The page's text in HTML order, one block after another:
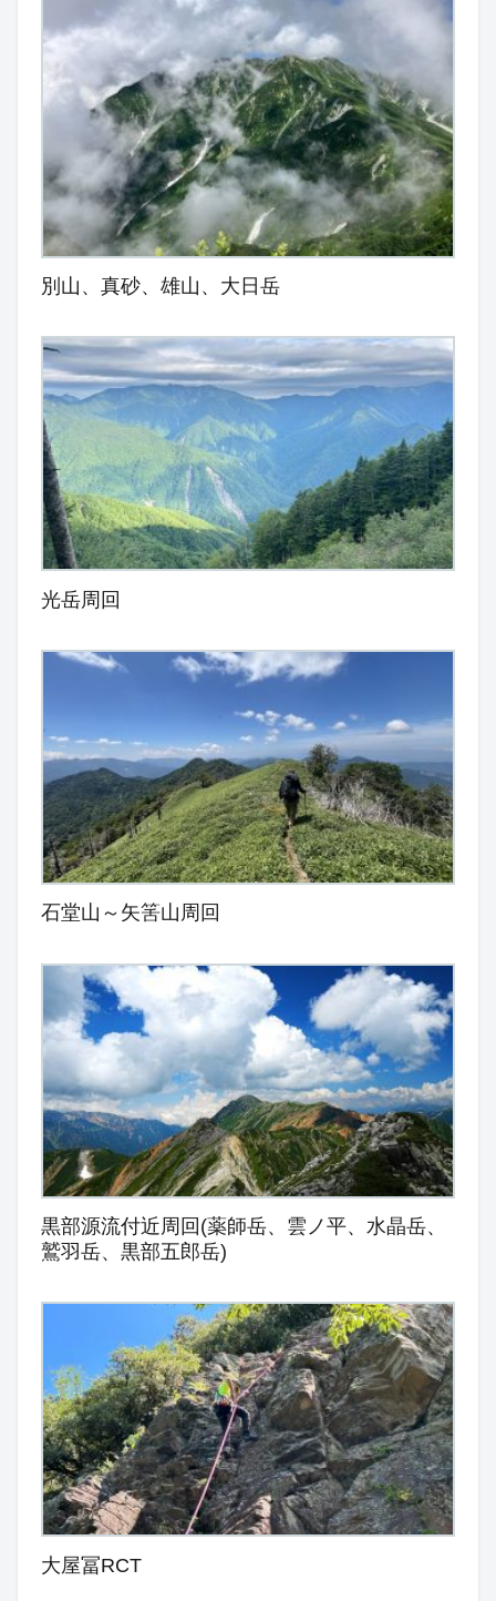
別山、真砂、雄山、大日岳
光岳周回
石堂山～矢筈山周回
黒部源流付近周回(薬師岳、雲ノ平、水晶岳、
鷲羽岳、黒部五郎岳)
大屋冨RCT